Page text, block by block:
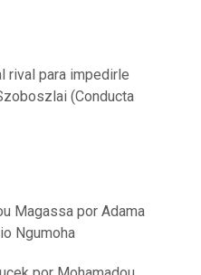
rival para impedirle
(Conducta
Magassa por Adama
Ngumoha